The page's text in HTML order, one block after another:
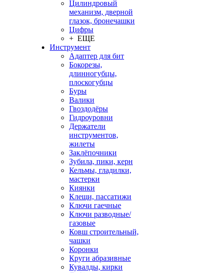
Цилиндровый
механизм, дверной
глазок, бронечашки
Цифры
+ ЕЩЕ
Инструмент
Адаптер для бит
Бокорезы,
длинногубцы,
плоскогубцы
Буры
Валики
Гвоздодёры
Гидроуровни
Держатели
инструментов,
жилеты
Заклёпочники
Зубила, пики, керн
Кельмы, гладилки,
мастерки
Киянки
Клещи, пассатижи
Ключи гаечные
Ключи разводные/
газовые
Ковш строительный,
чашки
Коронки
Круги абразивные
Кувалды, кирки